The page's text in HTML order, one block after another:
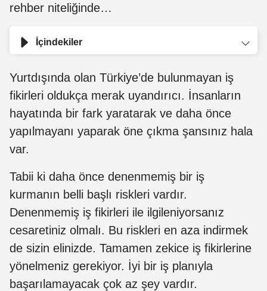
rehber niteliğinde…
İçindekiler
Yurtdışında olan Türkiye’de bulunmayan iş
fikirleri oldukça merak uyandırıcı. İnsanların
hayatında bir fark yaratarak ve daha önce
yapılmayanı yaparak öne çıkma şansınız hala
var.
Tabii ki daha önce denenmemiş bir iş
kurmanın belli başlı riskleri vardır.
Denenmemiş iş fikirleri ile ilgileniyorsanız
cesaretiniz olmalı. Bu riskleri en aza indirmek
de sizin elinizde. Tamamen zekice iş fikirlerine
yönelmeniz gerekiyor. İyi bir iş planıyla
başarılamayacak çok az şey vardır.